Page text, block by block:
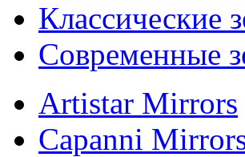
Классические
Современные
Artistar Mirrors
Capanni